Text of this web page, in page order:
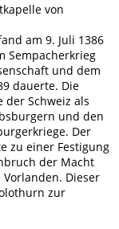
von
am 9. Juli 1386
Sempacherkrieg
und dem
dauerte. Die
der Schweiz als
und den
Der
zu einer Festigung
der Macht
Dieser
zur